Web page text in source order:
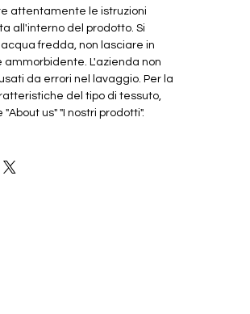
attentamente le istruzioni
all'interno del prodotto. Si
fredda, non lasciare in
ammorbidente. L'azienda non
da errori nel lavaggio. Per la
del tipo di tessuto,
us" "I nostri prodotti".